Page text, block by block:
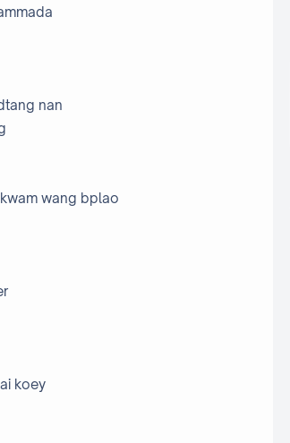
nan
wang bplao
koey